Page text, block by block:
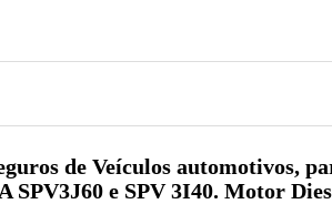
de Veículos automotivos,
e SPV 3I40. Motor